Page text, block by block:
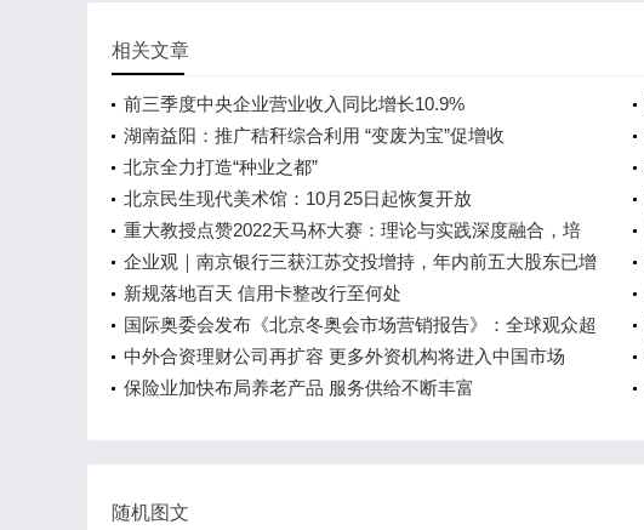
相关文章
前三季度中央企业营业收入同比增长10.9%
湖南益阳：推广秸秆综合利用 “变废为宝”促增收
北京全力打造“种业之都”
北京民生现代美术馆：10月25日起恢复开放
重大教授点赞2022天马杯大赛：理论与实践深度融合，培
养应用型科技人才
企业观｜南京银行三获江苏交投增持，年内前五大股东已增
持超7.79亿股
新规落地百天 信用卡整改行至何处
国际奥委会发布《北京冬奥会市场营销报告》：全球观众超
20亿
中外合资理财公司再扩容 更多外资机构将进入中国市场
保险业加快布局养老产品 服务供给不断丰富
随机图文